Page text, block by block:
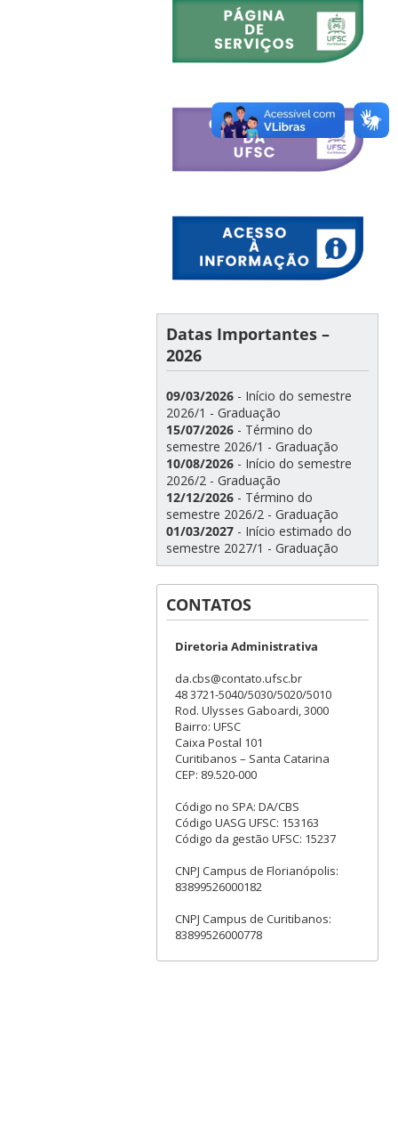
Datas Importantes –
2026
09/03/2026 - Início do semestre
2026/1 - Graduação
15/07/2026 - Término do
semestre 2026/1 - Graduação
10/08/2026 - Início do semestre
2026/2 - Graduação
12/12/2026 - Término do
semestre 2026/2 - Graduação
01/03/2027 - Início estimado do
semestre 2027/1 - Graduação
CONTATOS
Diretoria Administrativa
da.cbs@contato.ufsc.br
48 3721-5040/5030/5020/5010
Rod. Ulysses Gaboardi, 3000
Bairro: UFSC
Caixa Postal 101
Curitibanos – Santa Catarina
CEP: 89.520-000
Código no SPA: DA/CBS
Código UASG UFSC: 153163
Código da gestão UFSC: 15237
CNPJ Campus de Florianópolis:
83899526000182
CNPJ Campus de Curitibanos:
83899526000778